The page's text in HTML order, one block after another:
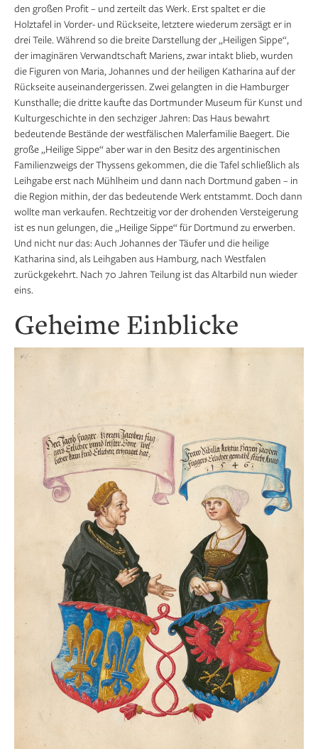
den großen Profit – und zerteilt das Werk. Erst spaltet er die
Holztafel in Vorder- und Rückseite, letztere wiederum zersägt er in
drei Teile. Während so die breite Darstellung der „Heiligen Sippe“,
der imaginären Verwandtschaft Mariens, zwar intakt blieb, wurden
die Figuren von Maria, Johannes und der heiligen Katharina auf der
Rückseite auseinandergerissen. Zwei gelangten in die Hamburger
Kunsthalle; die dritte kaufte das Dortmunder Museum für Kunst und
Kulturgeschichte in den sechziger Jahren: Das Haus bewahrt
bedeutende Bestände der westfälischen Malerfamilie Baegert. Die
große „Heilige Sippe“ aber war in den Besitz des argentinischen
Familienzweigs der Thyssens gekommen, die die Tafel schließlich als
Leihgabe erst nach Mühlheim und dann nach Dortmund gaben – in
die Region mithin, der das bedeutende Werk entstammt. Doch dann
wollte man verkaufen. Rechtzeitig vor der drohenden Versteigerung
ist es nun gelungen, die „Heilige Sippe“ für Dortmund zu erwerben.
Und nicht nur das: Auch Johannes der Täufer und die heilige
Katharina sind, als Leihgaben aus Hamburg, nach Westfalen
zurückgekehrt. Nach 70 Jahren Teilung ist das Altarbild nun wieder
eins.
Geheime Einblicke